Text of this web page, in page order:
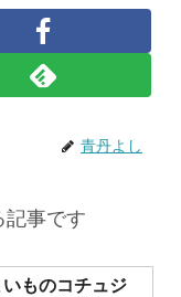
青丹よし
事です
いものコチュジ